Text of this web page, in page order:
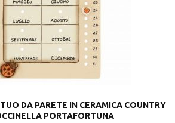
DA PARETE IN CERAMICA COUNTRY
PORTAFORTUNA